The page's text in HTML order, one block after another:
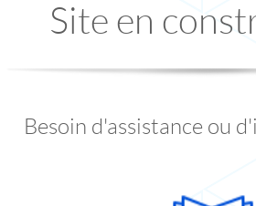
Site en
Besoin d'assistance ou